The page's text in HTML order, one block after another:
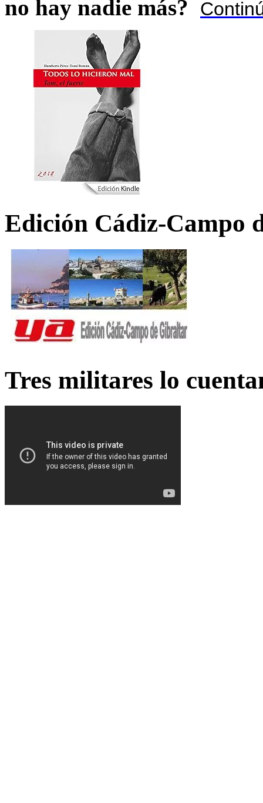
no hay nadie más?
Edición Cádiz-Campo
Tres militares lo